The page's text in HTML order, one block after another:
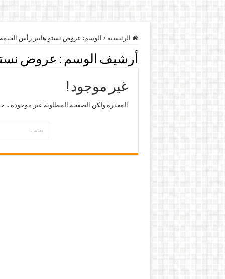
الرئيسية / الوسم: عروض نستو هايبر رأس الخيمة
أرشيف الوسم : عروض
غير موجود !
المعذرة ولكن الصفحة المطلوبة غير موجودة